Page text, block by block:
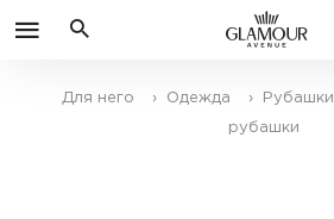
Для него › Одежда › Рубашки
рубашки